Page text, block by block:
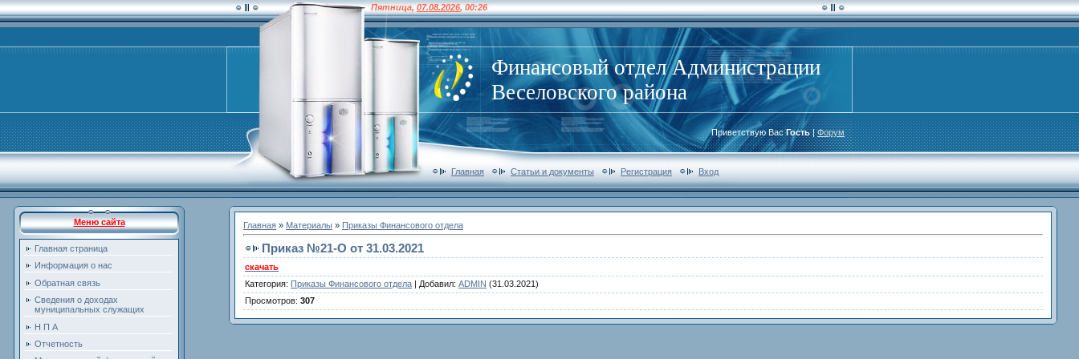
Пятница,07.08.2026,00:26
Финансовый отдел Администрации
Веселовского района
Приветствую Вас Гость|Форум
Главная Статьи и документы Регистрация Вход
Меню сайта
Главная страница
Информация о нас
Обратная связь
Сведения о доходах
муниципальных служащих
Н П А
Отчетность
Главная » Материалы » Приказы Финансового отдела
Приказ №21-O от 31.03.2021
скачать
Категория: Приказы Финансового отдела | Добавил: ADMIN (31.03.2021)
Просмотров: 307